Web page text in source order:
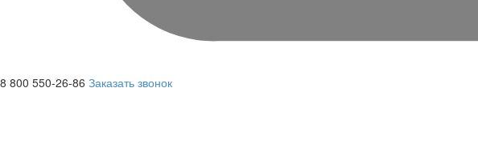
8 800 550-26-86 Заказать звонок